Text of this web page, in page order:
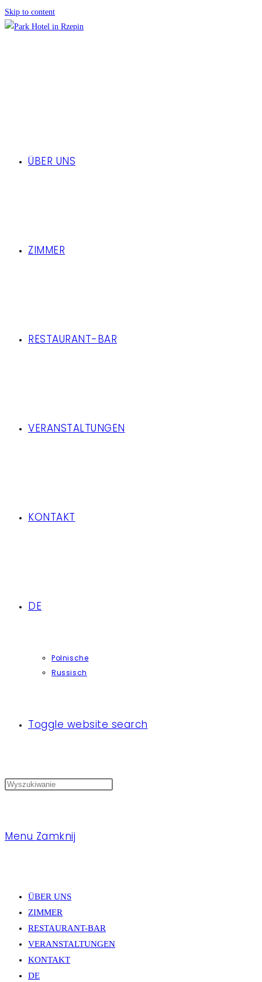
Skip to content
ÜBER UNS
ZIMMER
RESTAURANT-BAR
VERANSTALTUNGEN
KONTAKT
DE
Polnische
Russisch
Toggle website search
Menu Zamknij
ÜBER UNS
ZIMMER
RESTAURANT-BAR
VERANSTALTUNGEN
KONTAKT
DE